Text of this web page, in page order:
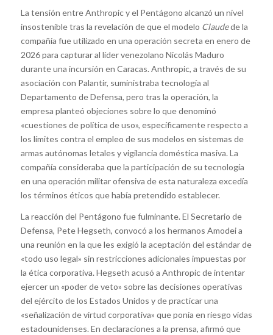
La tensión entre Anthropic y el Pentágono alcanzó un nivel
insostenible tras la revelación de que el modelo Claudede la
compañía fue utilizado en una operación secreta en enero de
2026 para capturar al líder venezolano Nicolás Maduro
durante una incursión en Caracas. Anthropic, a través de su
asociación con Palantir, suministraba tecnología al
Departamento de Defensa, pero tras la operación, la
empresa planteó objeciones sobre lo que denominó
«cuestiones de política de uso», específicamente respecto a
los límites contra el empleo de sus modelos en sistemas de
armas autónomas letales y vigilancia doméstica masiva. La
compañía consideraba que la participación de su tecnología
en una operación militar ofensiva de esta naturaleza excedía
los términos éticos que había pretendido establecer.
La reacción del Pentágono fue fulminante. El Secretario de
Defensa, Pete Hegseth, convocó a los hermanos Amodei a
una reunión en la que les exigió la aceptación del estándar de
«todo uso legal» sin restricciones adicionales impuestas por
la ética corporativa. Hegseth acusó a Anthropic de intentar
ejercer un «poder de veto» sobre las decisiones operativas
del ejército de los Estados Unidos y de practicar una
«señalización de virtud corporativa» que ponía en riesgo vidas
estadounidenses. En declaraciones a la prensa, afirmó que